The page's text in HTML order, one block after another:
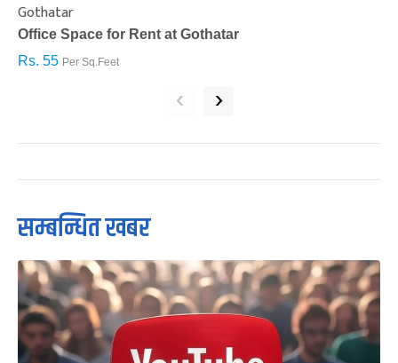
Gothatar
Office Space for Rent at Gothatar
Rs. 55 Per Sq.Feet
‹ ›
सम्बन्धित खबर